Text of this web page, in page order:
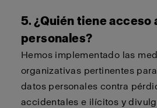
5. ¿Quién tiene acceso
personales?
Hemos implementado las
organizativas pertinentes
datos personales contra
accidentales e ilícitos y